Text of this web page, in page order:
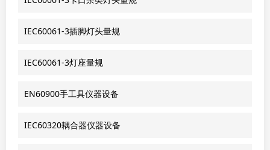
IEC60061-3插脚灯头量规
IEC60061-3灯座量规
EN60900手工具仪器设备
IEC60320耦合器仪器设备